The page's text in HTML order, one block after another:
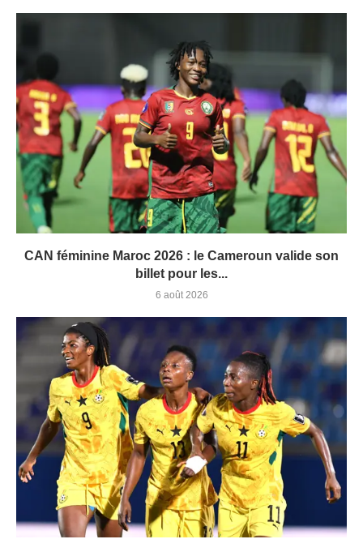
CAN féminine Maroc 2026 : le Cameroun valide son
billet pour les...
6 août 2026